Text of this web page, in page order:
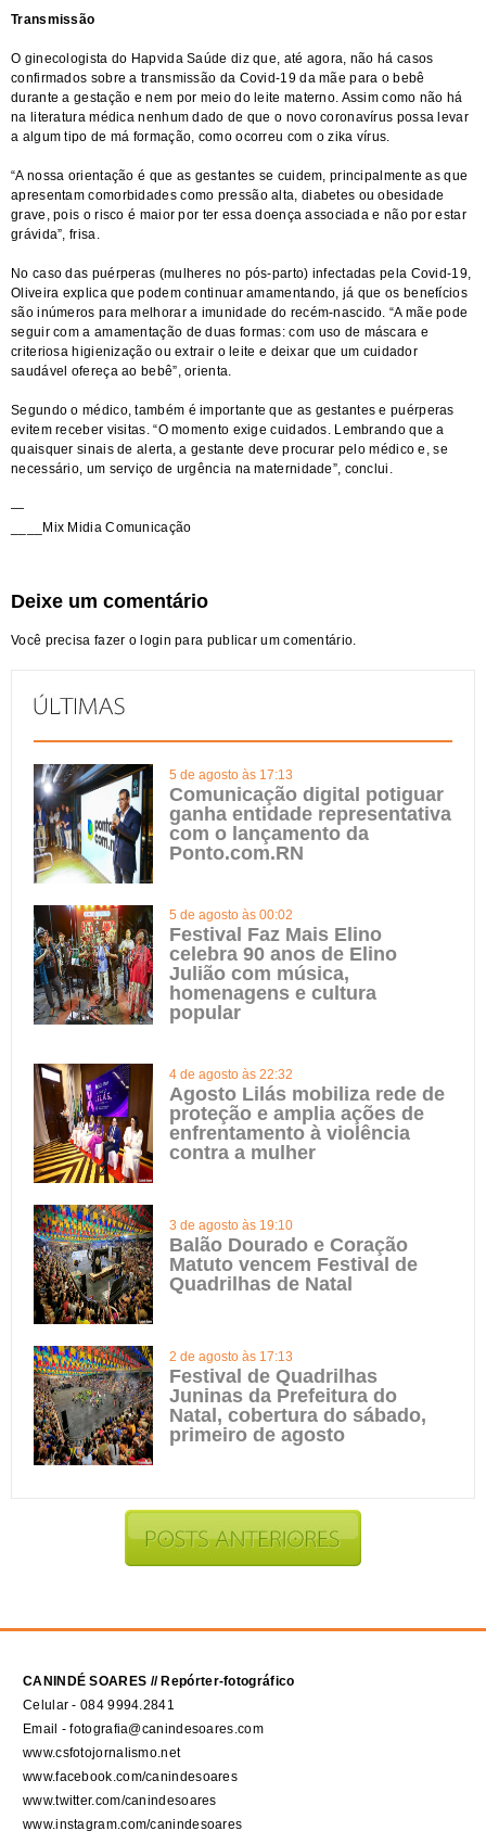
Transmissão
O ginecologista do Hapvida Saúde diz que, até agora, não há casos
confirmados sobre a transmissão da Covid-19 da mãe para o bebê
durante a gestação e nem por meio do leite materno. Assim como não há
na literatura médica nenhum dado de que o novo coronavírus possa levar
a algum tipo de má formação, como ocorreu com o zika vírus.
“A nossa orientação é que as gestantes se cuidem, principalmente as que
apresentam comorbidades como pressão alta, diabetes ou obesidade
grave, pois o risco é maior por ter essa doença associada e não por estar
grávida”, frisa.
No caso das puérperas (mulheres no pós-parto) infectadas pela Covid-19,
Oliveira explica que podem continuar amamentando, já que os benefícios
são inúmeros para melhorar a imunidade do recém-nascido. “A mãe pode
seguir com a amamentação de duas formas: com uso de máscara e
criteriosa higienização ou extrair o leite e deixar que um cuidador
saudável ofereça ao bebê”, orienta.
Segundo o médico, também é importante que as gestantes e puérperas
evitem receber visitas. “O momento exige cuidados. Lembrando que a
quaisquer sinais de alerta, a gestante deve procurar pelo médico e, se
necessário, um serviço de urgência na maternidade”, conclui.
—
____Mix Midia Comunicação
Deixe um comentário
Você precisa fazer o login para publicar um comentário.
5 de agosto às 17:13
Comunicação digital potiguar
ganha entidade representativa
com o lançamento da
Ponto.com.RN
5 de agosto às 00:02
Festival Faz Mais Elino
celebra 90 anos de Elino
Julião com música,
homenagens e cultura
popular
4 de agosto às 22:32
Agosto Lilás mobiliza rede de
proteção e amplia ações de
enfrentamento à violência
contra a mulher
3 de agosto às 19:10
Balão Dourado e Coração
Matuto vencem Festival de
Quadrilhas de Natal
2 de agosto às 17:13
Festival de Quadrilhas
Juninas da Prefeitura do
Natal, cobertura do sábado,
primeiro de agosto
CANINDÉ SOARES // Repórter-fotográfico
Celular - 084 9994.2841
Email - fotografia@canindesoares.com
www.csfotojornalismo.net
www.facebook.com/canindesoares
www.twitter.com/canindesoares
www.instagram.com/canindesoares